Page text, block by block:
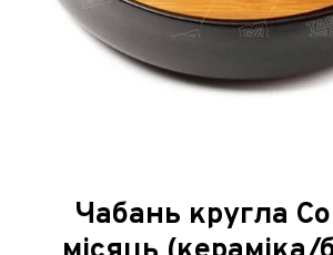
Чабань кругла